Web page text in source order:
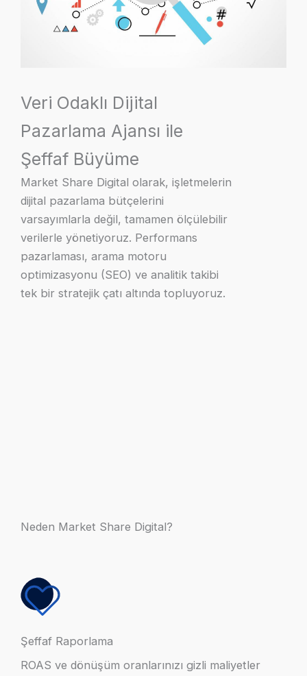
Veri Odaklı Dijital
Pazarlama Ajansı ile
Şeffaf Büyüme
Market Share Digital olarak, işletmelerin
dijital pazarlama bütçelerini
varsayımlarla değil, tamamen ölçülebilir
verilerle yönetiyoruz. Performans
pazarlaması, arama motoru
optimizasyonu (SEO) ve analitik takibi
tek bir stratejik çatı altında topluyoruz.
Neden Market Share Digital?
Şeffaf Raporlama
ROAS ve dönüşüm oranlarınızı gizli maliyetler